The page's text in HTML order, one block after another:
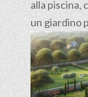
alla piscina,
un giardino